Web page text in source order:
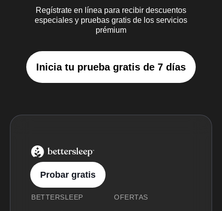
Regístrate en línea para recibir descuentos
especiales y pruebas gratis de los servicios
prémium
Inicia tu prueba gratis de 7 días
BetterSleep Logo
Probar gratis
BETTERSLEEP OFERTAS